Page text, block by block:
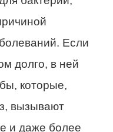
Если
долго, в ней
которые,
вызывают
и даже более